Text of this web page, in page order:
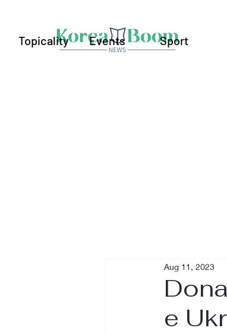
Topicality Events Sport
e
Aug 11, 2023